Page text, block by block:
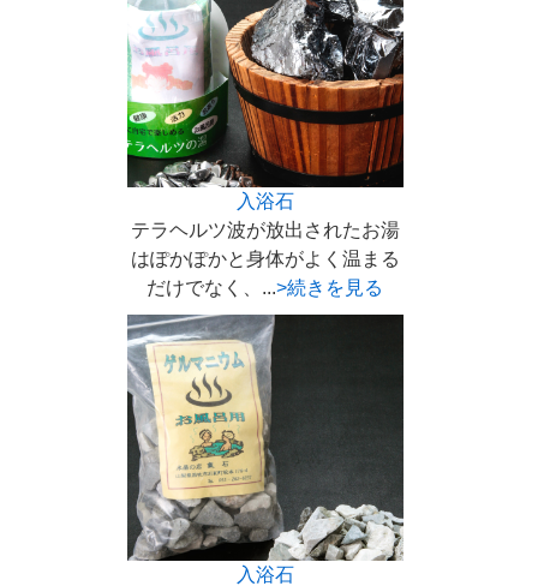
入浴石
テラヘルツ波が放出されたお湯
はぽかぽかと身体がよく温まる
だけでなく、...>続きを見る
入浴石